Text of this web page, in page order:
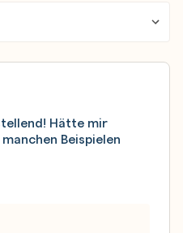
Hätte mir
Beispielen